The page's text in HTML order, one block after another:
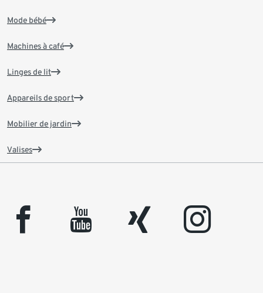
Mode bébé
Machines à café
Linges de lit
Appareils de sport
Mobilier de jardin
Valises
facebook youtube xing instagram